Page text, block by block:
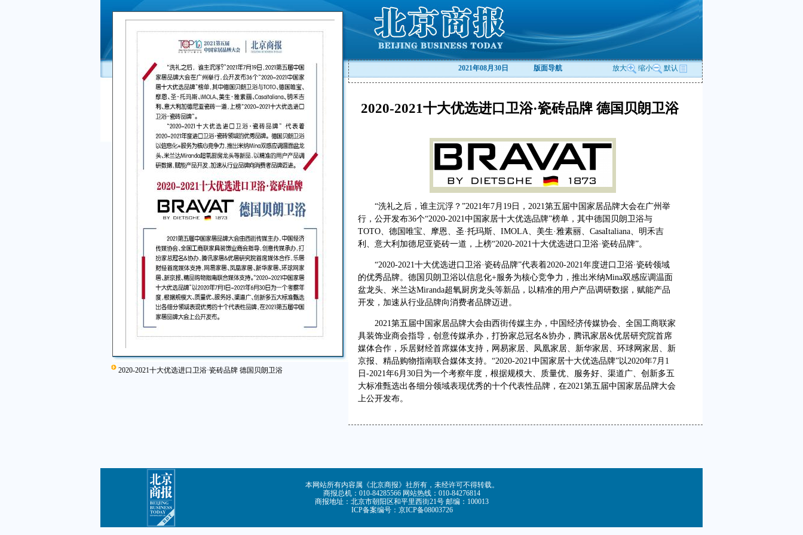
2020-2021十大优选进口卫浴·瓷砖品牌 德国贝朗卫浴
2021年08月30日 版面导航 放大 缩小 默认
2020-2021十大优选进口卫浴·瓷砖品牌 德国贝朗卫浴
“洗礼之后，谁主沉浮？”2021年7月19日，2021第五届中国家居品牌大会在广州举
行，公开发布36个“2020-2021中国家居十大优选品牌”榜单，其中德国贝朗卫浴与
TOTO、德国唯宝、摩恩、圣·托玛斯、IMOLA、美生·雅素丽、CasaItaliana、明禾吉
利、意大利加德尼亚瓷砖一道，上榜“2020-2021十大优选进口卫浴·瓷砖品牌”。
“2020-2021十大优选进口卫浴·瓷砖品牌”代表着2020-2021年度进口卫浴·瓷砖领域
的优秀品牌。德国贝朗卫浴以信息化+服务为核心竞争力，推出米纳Mina双感应调温面
盆龙头、米兰达Miranda超氧厨房龙头等新品，以精准的用户产品调研数据，赋能产品
开发，加速从行业品牌向消费者品牌迈进。
2021第五届中国家居品牌大会由西街传媒主办，中国经济传媒协会、全国工商联家
具装饰业商会指导，创意传媒承办，打扮家总冠名&协办，腾讯家居&优居研究院首席
媒体合作，乐居财经首席媒体支持，网易家居、凤凰家居、新华家居、环球网家居、新
京报、精品购物指南联合媒体支持。“2020-2021中国家居十大优选品牌”以2020年7月1
日-2021年6月30日为一个考察年度，根据规模大、质量优、服务好、渠道广、创新多五
大标准甄选出各细分领域表现优秀的十个代表性品牌，在2021第五届中国家居品牌大会
上公开发布。
本网站所有内容属《北京商报》社所有，未经许可不得转载。
商报总机：010-84285566 网站热线：010-84276814
商报地址：北京市朝阳区和平里西街21号 邮编：100013
ICP备案编号：京ICP备08003726